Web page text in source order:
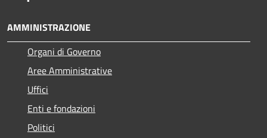
AMMINISTRAZIONE
Organi di Governo
Aree Amministrative
Uffici
Enti e fondazioni
Politici